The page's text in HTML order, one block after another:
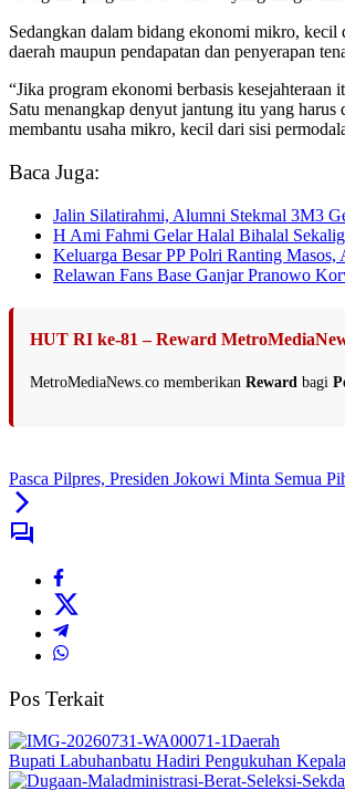
Sedangkan dalam bidang ekonomi mikro, kecil
daerah maupun pendapatan dan penyerapan
“Jika program ekonomi berbasis
Satu menangkap denyut jantung itu yang
membantu usaha mikro, kecil dari sisi
Baca Juga:
Jalin Silatirahmi, Alumni Stekmal 3M3
H Ami Fahmi Gelar Halal Bihalal
Keluarga Besar PP Polri Ranting
Relawan Fans Base Ganjar Pranowo
HUT RI ke-81 – Reward
MetroMediaNews.co memberikan Reward bagi
Pasca Pilpres, Presiden Jokowi Minta Semua
Pos Terkait
Daerah
Bupati Labuhanbatu Hadiri Pengukuhan